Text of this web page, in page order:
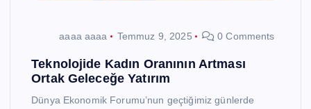
aaaa aaaa Temmuz 9, 2025 0 Comments
Teknolojide Kadın Oranının Artması
Ortak Geleceğe Yatırım
Dünya Ekonomik Forumu’nun geçtiğimiz günlerde